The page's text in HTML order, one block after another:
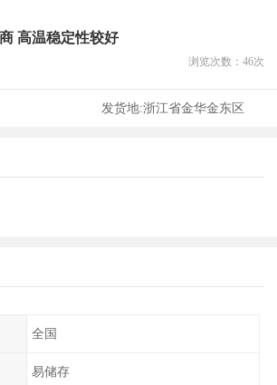
高温稳定性较好
浏览次数： 46次
发货地:浙江省金华金东区
全国
易储存